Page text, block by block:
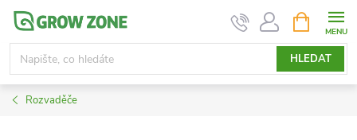
Přejít
obsah
HLEDAT
NÁKUPNÍ
KOŠÍK
Rozvaděče